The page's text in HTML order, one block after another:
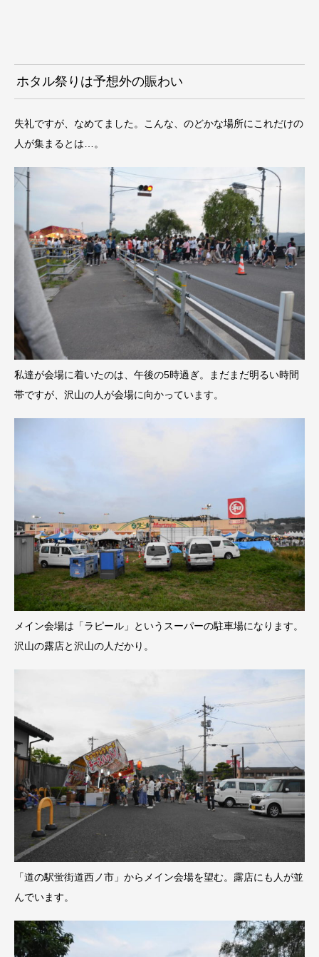
ホタル祭りは予想外の賑わい
失礼ですが、なめてました。こんな、のどかな場所にこれだけの
人が集まるとは…。
私達が会場に着いたのは、午後の5時過ぎ。まだまだ明るい時間
帯ですが、沢山の人が会場に向かっています。
メイン会場は「ラピール」というスーパーの駐車場になります。
沢山の露店と沢山の人だかり。
「道の駅蛍街道西ノ市」からメイン会場を望む。露店にも人が並
んでいます。